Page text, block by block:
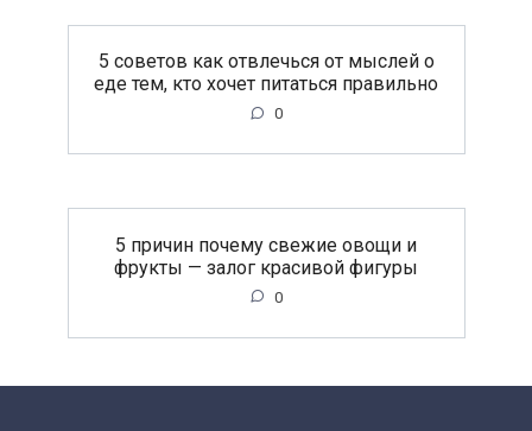
5 советов как отвлечься от мыслей о
еде тем, кто хочет питаться правильно
0
5 причин почему свежие овощи и
фрукты — залог красивой фигуры
0